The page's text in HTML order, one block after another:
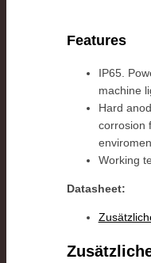
Features
IP65.
machine
Hard
corrosion
Working
Datasheet: